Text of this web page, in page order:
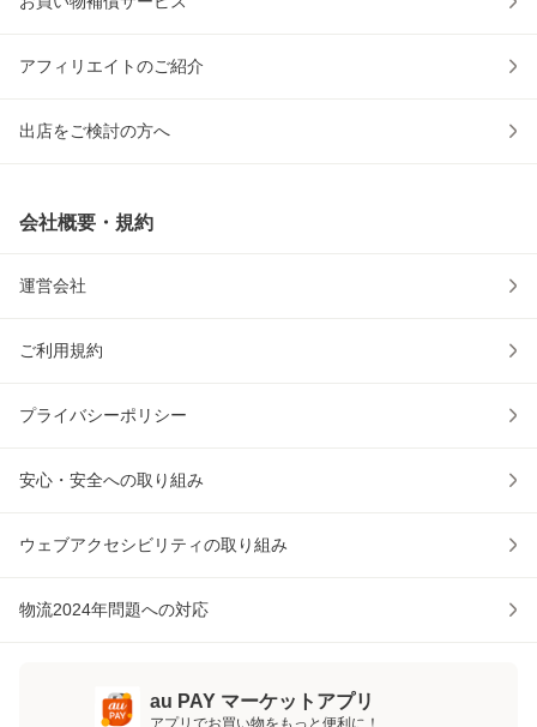
アフィリエイトのご紹介
出店をご検討の方へ
会社概要・規約
運営会社
ご利用規約
プライバシーポリシー
安心・安全への取り組み
ウェブアクセシビリティの取り組み
物流2024年問題への対応
au PAY マーケットアプリ
アプリでお買い物をもっと便利に！